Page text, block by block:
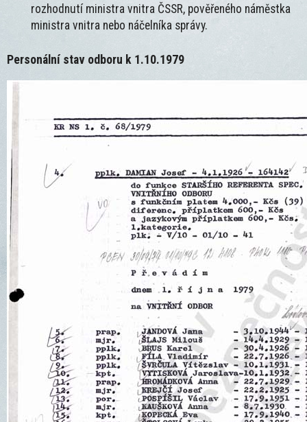
rozhodnutí ministra vnitra ČSSR, pověřeného náměstka
ministra vnitra nebo náčelníka správy.
Personální stav odboru k 1.10.1979